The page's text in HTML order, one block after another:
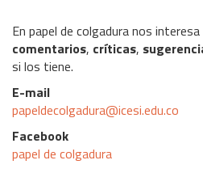
En papel de colgadura nos interesa
comentarios, críticas,
si los tiene.
E-mail
papeldecolgadura@icesi.edu.co
Facebook
papel de colgadura